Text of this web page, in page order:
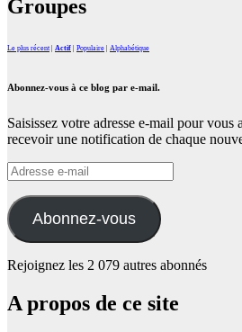
Groupes
Le plus récent Actif Populaire Alphabétique
Abonnez-vous à ce blog par e-mail.
Saisissez votre adresse e-mail pour vous
recevoir une notification de chaque
Adresse
e-
mail
Abonnez-vous
Rejoignez les 2 079 autres abonnés
A propos de ce site